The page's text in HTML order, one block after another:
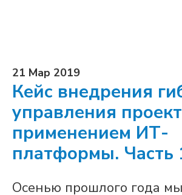
21 Мар 2019
Кейс внедрения
управления
применением ИТ-
платформы. Часть
Осенью прошлого года мы